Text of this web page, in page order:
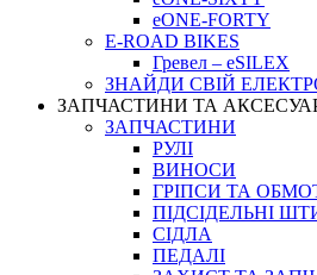
eONE-FORTY
E-ROAD BIKES
Гревел – eSILEX
ЗНАЙДИ СВІЙ
ЗАПЧАСТИНИ ТА
ЗАПЧАСТИНИ
РУЛІ
ВИНОСИ
ГРІПСИ ТА
ПІДСІДЕЛЬНІ
СІДЛА
ПЕДАЛІ